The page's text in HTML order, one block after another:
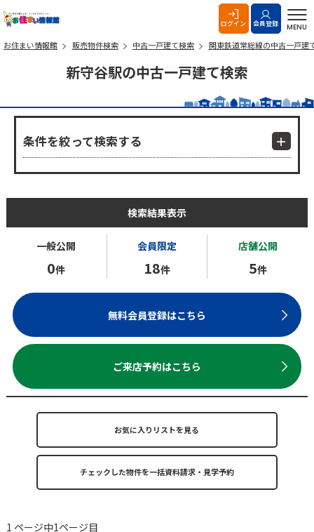
ログイン 会員登録 MENU
お住まい情報館 販売物件検索 中古一戸建て検索 関東鉄道常総線の中古一戸建
新守谷駅の中古一戸建て検索
条件を絞って検索する
検索結果表示
一般公開
0件
会員限定
18件
店舗公開
5件
無料会員登録はこちら
ご来店予約はこちら
お気に入りリストを見る
1 ページ中1ページ目